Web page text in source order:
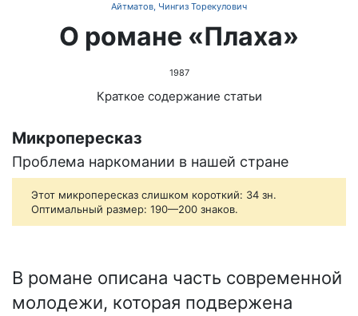
Айтматов, Чингиз Торекулович
О романе «Плаха»
1987
Краткое содержание статьи
Микропересказ
Проблема наркомании в нашей стране
Этот микропересказ слишком короткий: 34 зн.
Оптимальный размер: 190—200 знаков.
В романе описана часть современной
молодежи, которая подвержена